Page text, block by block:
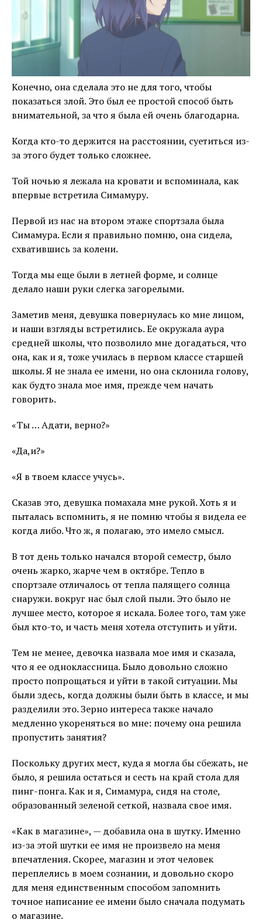
Конечно, она сделала это не для того, чтобы
показаться злой. Это был ее простой способ быть
внимательной, за что я была ей очень благодарна.
Когда кто-то держится на расстоянии, суетиться из-
за этого будет только сложнее.
Той ночью я лежала на кровати и вспоминала, как
впервые встретила Симамуру.
Первой из нас на втором этаже спортзала была
Симамура. Если я правильно помню, она сидела,
схватившись за колени.
Тогда мы еще были в летней форме, и солнце
делало наши руки слегка загорелыми.
Заметив меня, девушка повернулась ко мне лицом,
и наши взгляды встретились. Ее окружала аура
средней школы, что позволило мне догадаться, что
она, как и я, тоже училась в первом классе старшей
школы. Я не знала ее имени, но она склонила голову,
как будто знала мое имя, прежде чем начать
говорить.
«Ты … Адати, верно?»
«Да,и?»
«Я в твоем классе учусь».
Сказав это, девушка помахала мне рукой. Хоть я и
пыталась вспомнить, я не помню чтобы я видела ее
когда либо. Что ж, я полагаю, это имело смысл.
В тот день только начался второй семестр, было
очень жарко, жарче чем в октябре. Тепло в
спортзале отличалось от тепла палящего солнца
снаружи. вокруг нас был слой пыли. Это было не
лучшее место, которое я искала. Более того, там уже
был кто-то, и часть меня хотела отступить и уйти.
Тем не менее, девочка назвала мое имя и сказала,
что я ее одноклассница. Было довольно сложно
просто попрощаться и уйти в такой ситуации. Мы
были здесь, когда должны были быть в классе, и мы
разделили это. Зерно интереса также начало
медленно укореняться во мне: почему она решила
пропустить занятия?
Поскольку других мест, куда я могла бы сбежать, не
было, я решила остаться и сесть на край стола для
пинг-понга. Как и я, Симамура, сидя на столе,
образованный зеленой сеткой, назвала свое имя.
«Как в магазине», — добавила она в шутку. Именно
из-за этой шутки ее имя не произвело на меня
впечатления. Скорее, магазин и этот человек
переплелись в моем сознании, и довольно скоро
для меня единственным способом запомнить
точное написание ее имени было сначала подумать
о магазине.